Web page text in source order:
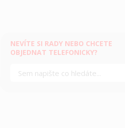
NEVÍTE SI RADY NEBO CHCETE
OBJEDNAT TELEFONICKY?